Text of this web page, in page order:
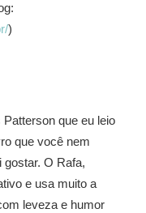
)
que eu leio
que você nem
gostar. O Rafa,
e usa muito a
leveza e humor